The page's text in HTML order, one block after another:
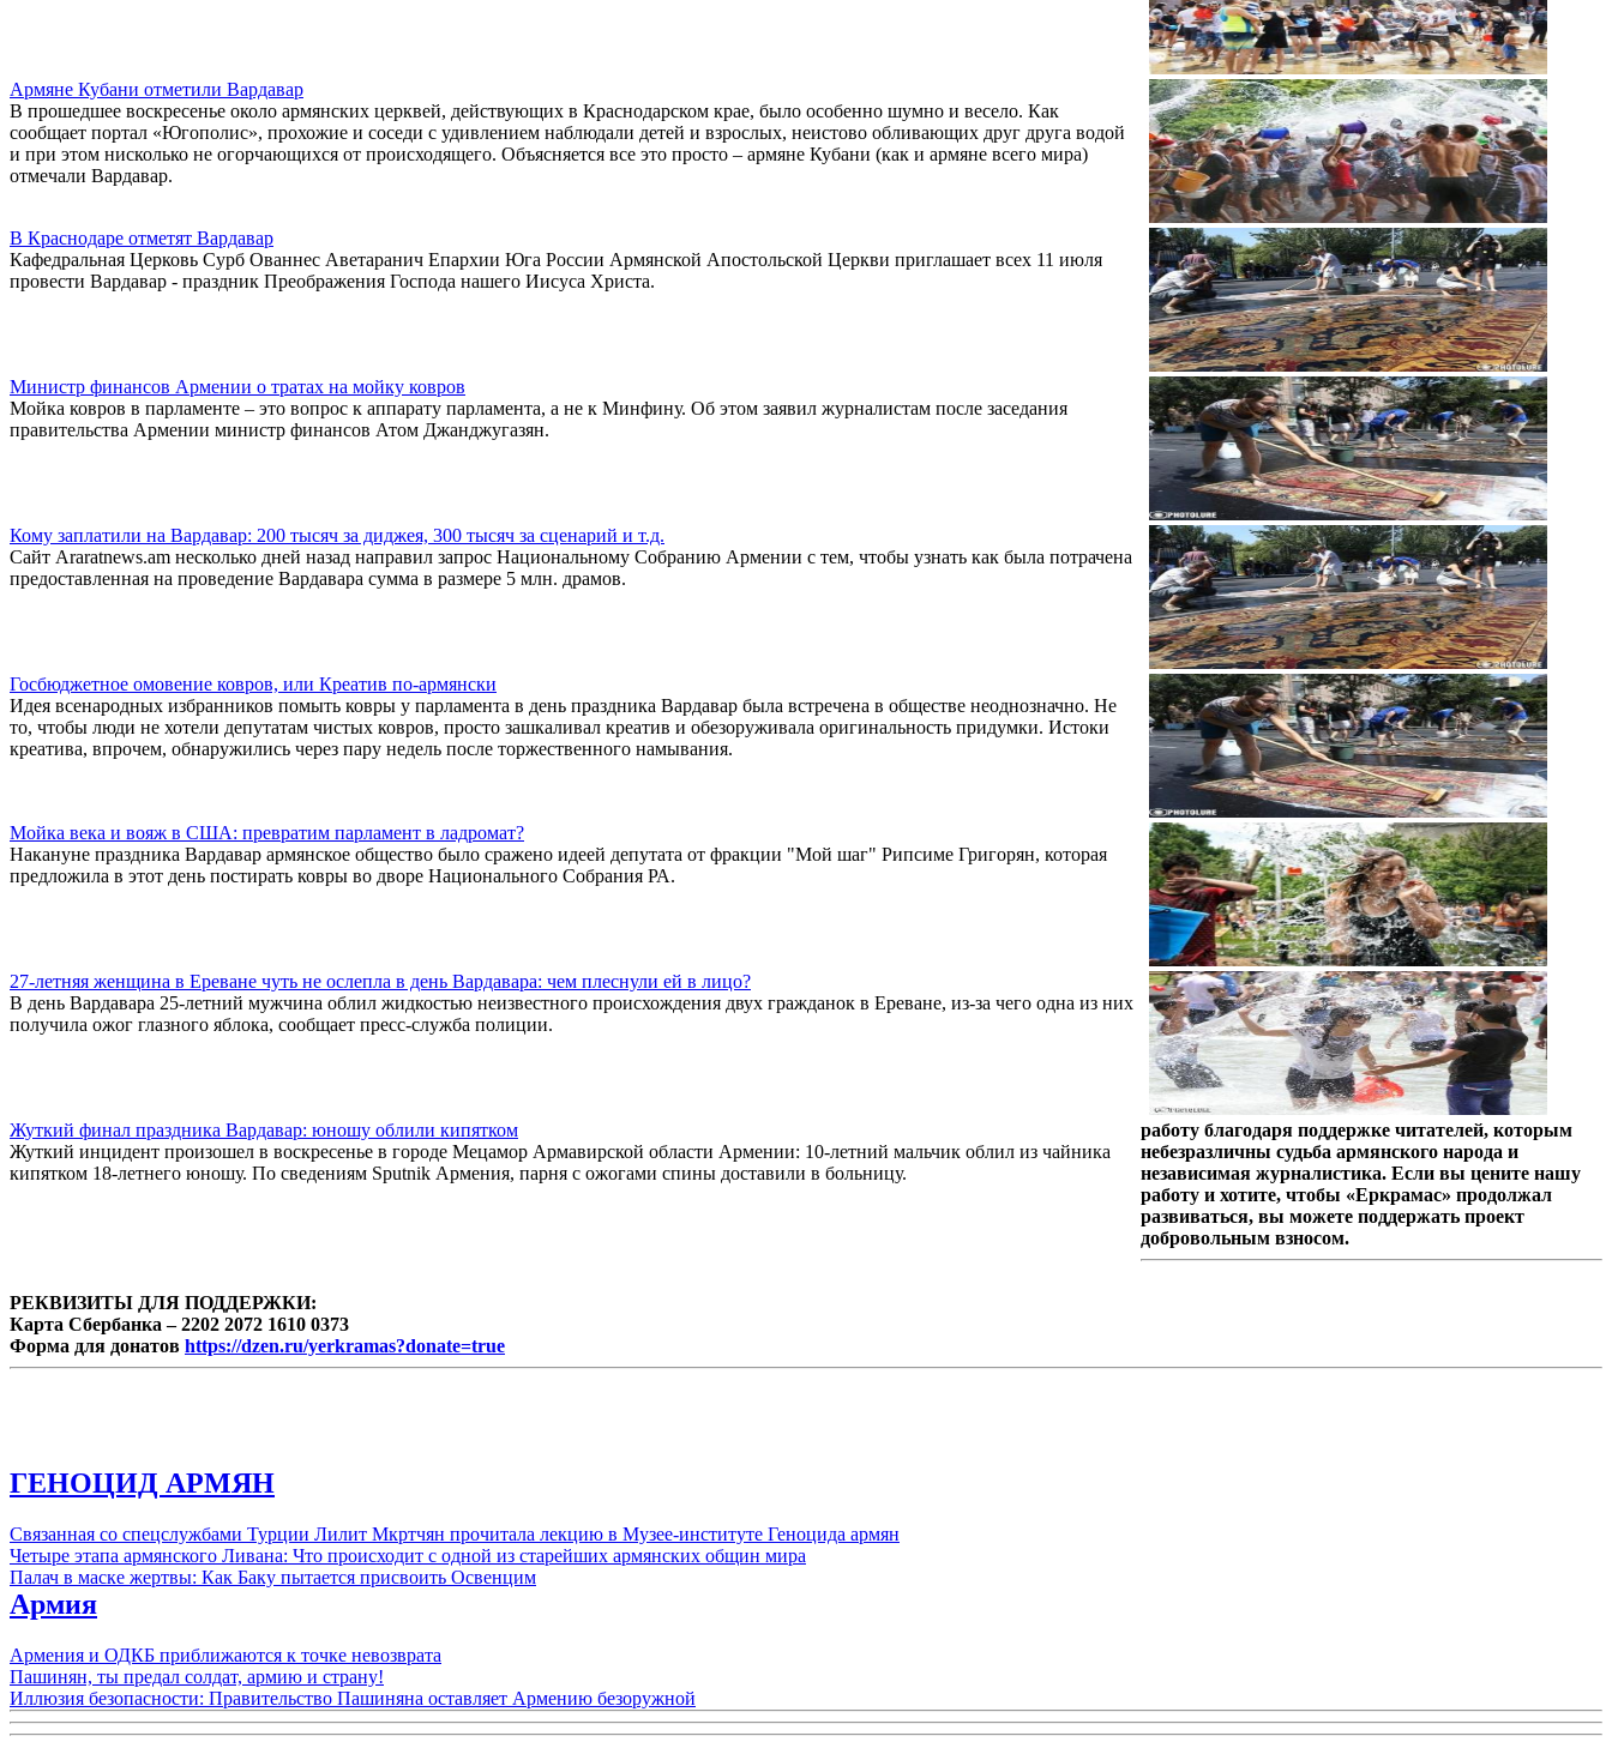
Армяне Кубани отметили Вардавар
В прошедшее воскресенье около армянских церквей, действующих в Краснодарском крае, было особенно шумно и весело. Как
сообщает портал «Югополис», прохожие и соседи с удивлением наблюдали детей и взрослых, неистово обливающих друг друга водой
и при этом нисколько не огорчающихся от происходящего. Объясняется все это просто – армяне Кубани (как и армяне всего мира)
отмечали Вардавар.
В Краснодаре отметят Вардавар
Кафедральная Церковь Сурб Ованнес Аветаранич Епархии Юга России Армянской Апостольской Церкви приглашает всех 11 июля
провести Вардавар - праздник Преображения Господа нашего Иисуса Христа.
Министр финансов Армении о тратах на мойку ковров
Мойка ковров в парламенте – это вопрос к аппарату парламента, а не к Минфину. Об этом заявил журналистам после заседания
правительства Армении министр финансов Атом Джанджугазян.
Кому заплатили на Вардавар: 200 тысяч за диджея, 300 тысяч за сценарий и т.д.
Сайт Araratnews.am несколько дней назад направил запрос Национальному Собранию Армении с тем, чтобы узнать как была потрачена
предоставленная на проведение Вардавара сумма в размере 5 млн. драмов.
Госбюджетное омовение ковров, или Креатив по-армянски
Идея всенародных избранников помыть ковры у парламента в день праздника Вардавар была встречена в обществе неоднозначно. Не
то, чтобы люди не хотели депутатам чистых ковров, просто зашкаливал креатив и обезоруживала оригинальность придумки. Истоки
креатива, впрочем, обнаружились через пару недель после торжественного намывания.
Мойка века и вояж в США: превратим парламент в ладромат?
Накануне праздника Вардавар армянское общество было сражено идеей депутата от фракции "Мой шаг" Рипсиме Григорян, которая
предложила в этот день постирать ковры во дворе Национального Собрания РА.
27-летняя женщина в Ереване чуть не ослепла в день Вардавара: чем плеснули ей в лицо?
В день Вардавара 25-летний мужчина облил жидкостью неизвестного происхождения двух гражданок в Ереване, из-за чего одна из них
получила ожог глазного яблока, сообщает пресс-служба полиции.
Жуткий финал праздника Вардавар: юношу облили кипятком
Жуткий инцидент произошел в воскресенье в городе Мецамор Армавирской области Армении: 10-летний мальчик облил из чайника
кипятком 18-летнего юношу. По сведениям Sputnik Армения, парня с ожогами спины доставили в больницу.
работу благодаря поддержке читателей, которым
небезразличны судьба армянского народа и
независимая журналистика. Если вы цените нашу
работу и хотите, чтобы «Еркрамас» продолжал
развиваться, вы можете поддержать проект
добровольным взносом.
РЕКВИЗИТЫ ДЛЯ ПОДДЕРЖКИ:
Карта Сбербанка – 2202 2072 1610 0373
Форма для донатов https://dzen.ru/yerkramas?donate=true
ГЕНОЦИД АРМЯН
Связанная со спецслужбами Турции Лилит Мкртчян прочитала лекцию в Музее-институте Геноцида армян
Четыре этапа армянского Ливана: Что происходит с одной из старейших армянских общин мира
Палач в маске жертвы: Как Баку пытается присвоить Освенцим
Армия
Армения и ОДКБ приближаются к точке невозврата
Пашинян, ты предал солдат, армию и страну!
Иллюзия безопасности: Правительство Пашиняна оставляет Армению безоружной